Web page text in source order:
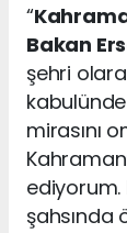
“
Bakan
şehri
mirasını
ediyorum.
şahsında